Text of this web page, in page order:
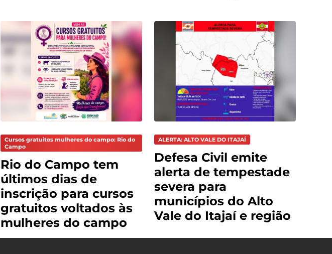
Cursos gratuitos mulheres do campo: Rio do
Campo
Rio do Campo tem
últimos dias de
inscrição para cursos
gratuitos voltados às
mulheres do campo
ALERTA: ALTO VALE DO ITAJAÍ
Defesa Civil emite
alerta de tempestade
severa para
municípios do Alto
Vale do Itajaí e região